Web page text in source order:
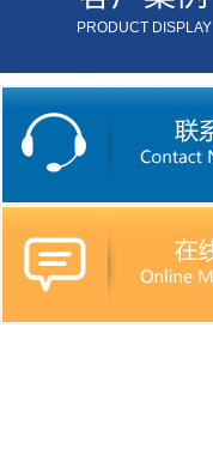
PRODUCT DISPLAY